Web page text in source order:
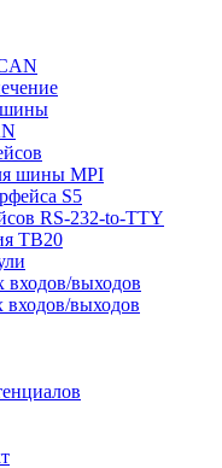
шины
шины MPI
S5
RS-232-to-TTY
TB20
выходов
выходов